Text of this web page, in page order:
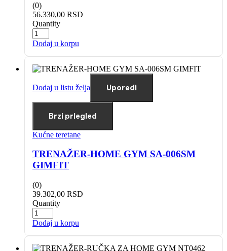
(0)
56.330,00 RSD
Quantity
Dodaj u korpu
Dodaj u listu želja Uporedi
Brzi prlegled
Kućne teretane
TRENAŽER-HOME GYM SA-006SM
GIMFIT
(0)
39.302,00 RSD
Quantity
Dodaj u korpu